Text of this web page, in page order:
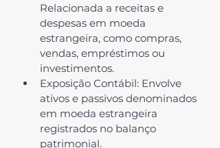
Relacionada a receitas e
despesas em moeda
estrangeira, como compras,
vendas, empréstimos ou
investimentos.
Exposição Contábil: Envolve
ativos e passivos denominados
em moeda estrangeira
registrados no balanço
patrimonial.